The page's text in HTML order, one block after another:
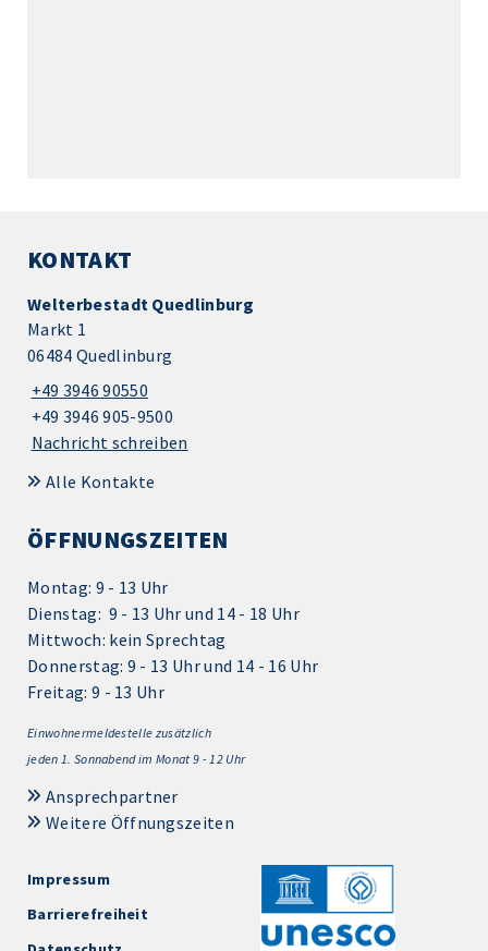
KONTAKT
Welterbestadt Quedlinburg
Markt 1
06484 Quedlinburg
+49 3946 90550
+49 3946 905-9500
Nachricht schreiben
Alle Kontakte
ÖFFNUNGSZEITEN
Montag: 9 - 13 Uhr
Dienstag: 9 - 13 Uhr und 14 - 18 Uhr
Mittwoch: kein Sprechtag
Donnerstag: 9 - 13 Uhr und 14 - 16 Uhr
Freitag: 9 - 13 Uhr
Einwohnermeldestelle zusätzlich
jeden 1. Sonnabend im Monat 9 - 12 Uhr
Ansprechpartner
Weitere Öffnungszeiten
Impressum
Barrierefreiheit